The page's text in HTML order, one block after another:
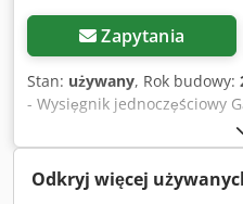
Zapytania
Stan: używany, Rok budowy:
- Wysięgnik jednoczęściowy
spychowy W zestawie
Aachen Djdpszn Ha Rofx
Odkryj więcej